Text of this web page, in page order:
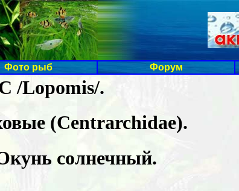
Фото рыб Форум
Lopomis/.
(Centrarchidae).
солнечный.